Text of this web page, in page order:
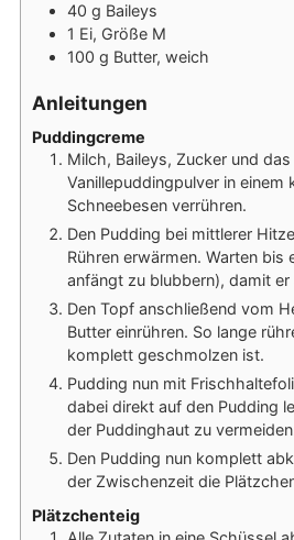
40 g Baileys
1 Ei, Größe M
100 g Butter, weich
Anleitungen
Puddingcreme
Milch, Baileys, Zucker und
Vanillepuddingpulver in einem
Schneebesen verrühren.
Den Pudding bei mittlerer
Rühren erwärmen. Warten bis
anfängt zu blubbern), damit er
Den Topf anschließend vom
Butter einrühren. So lange
komplett geschmolzen ist.
Pudding nun mit
dabei direkt auf den Pudding
der Puddinghaut zu
Den Pudding nun komplett
der Zwischenzeit die
Plätzchenteig